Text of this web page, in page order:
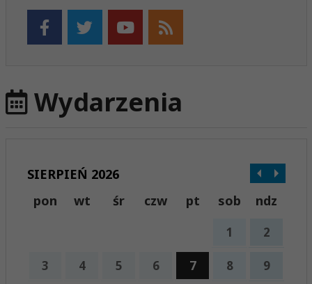
Wydarzenia
SIERPIEŃ 2026
pon
wt śr czw pt sob ndz
1 2
3 4 5 6 7 8 9